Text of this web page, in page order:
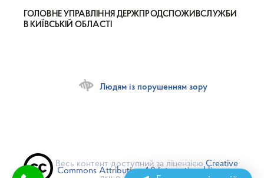
ГОЛОВНЕ УПРАВЛІННЯ ДЕРЖПРОДСПОЖИВСЛУЖБИ
В КИЇВСЬКІЙ ОБЛАСТІ
Людям із порушенням зору
Весь контент доступний за ліцензією Creative
Commons Attribution 4.0 International license,